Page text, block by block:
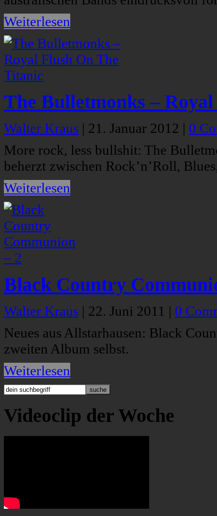
Weiterlesen
The Bulletmonks –
Walter Kraus | 21. Januar 2012 | 0
More rock, less bullshit: The
beherzt zwischen Rock’n’Roll,
Weiterlesen
Black Country
Walter Kraus | 22. Juni 2011 | 0
Neues aus Allstarhausen: Black
zweiten Album selbst.
Weiterlesen
Videoclip der Woche